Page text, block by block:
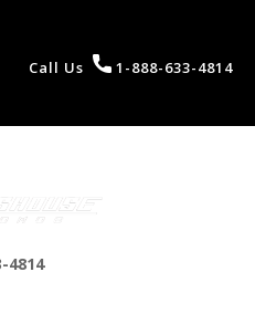
Call Us 1-888-633-4814
4814